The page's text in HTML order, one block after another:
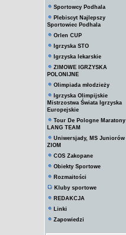
Sportowcy Podhala
Plebiscyt Najlepszy
Sportowiec Podhala
Orlen CUP
Igrzyska STO
Igrzyska lekarskie
ZIMOWE IGRZYSKA
POLONIJNE
Olimpiada młodzieży
Igrzyska Olimpijskie
Mistrzostwa Świata Igrzyska
Europejskie
Tour De Pologne Maratony
LANG TEAM
Uniwersjady, MS Juniorów
ZIOM
COS Zakopane
Obiekty Sportowe
Rozmaitości
Kluby sportowe
REDAKCJA
Linki
Zapowiedzi